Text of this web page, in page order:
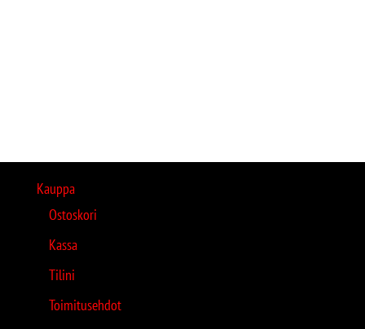
Kauppa
Ostoskori
Kassa
Tilini
Toimitusehdot